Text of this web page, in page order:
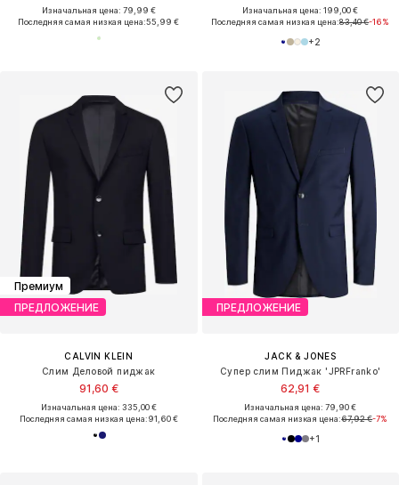
Изначальная цена: 79,99 €
Последняя самая низкая цена:55,99 €
Изначальная цена: 199,00 €
Последняя самая низкая цена:83,40 €-16%
+2
Премиум
ПРЕДЛОЖЕНИЕ
CALVIN KLEIN
Слим Деловой пиджак
91,60 €
Изначальная цена: 335,00 €
Последняя самая низкая цена:91,60 €
ПРЕДЛОЖЕНИЕ
JACK & JONES
Cупер слим Пиджак 'JPRFranko'
62,91 €
Изначальная цена: 79,90 €
Последняя самая низкая цена:67,92 €-7%
+1